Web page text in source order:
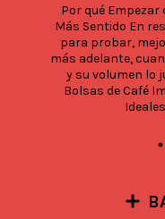
Por qué
Más Sentido En
para probar,
más adelante,
y su volumen lo
Bolsas de Café